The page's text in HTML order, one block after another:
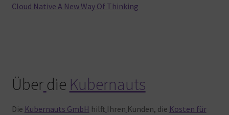
Cloud Native A New Way Of Thinking
Über die Kubernauts
Die Kubernauts GmbH hilft Ihren Kunden, die Kosten für